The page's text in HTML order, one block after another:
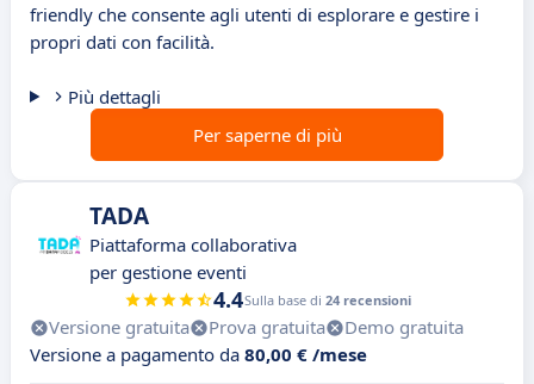
friendly che consente agli utenti di esplorare e gestire i
propri dati con facilità.
Più dettagli
Per saperne di più
TADA
Piattaforma collaborativa
per gestione eventi
4.4Sulla base di 24 recensioni
Versione gratuita Prova gratuita
Demo gratuita
Versione a pagamento da 80,00 € /mese